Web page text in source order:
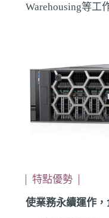
Warehousing等工
特點優勢
使業務永續運作